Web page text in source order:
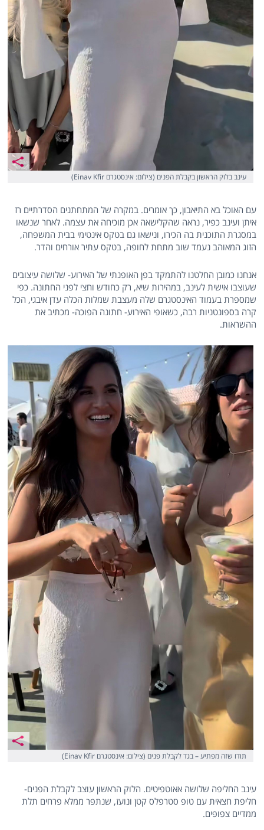
עינב בלוק הראשון בקבלת הפנים (צילום: אינסטגרם Einav Kfir)
עם האוכל בא התיאבון, כך אומרים. במקרה של המתחתנים הסדרתיים רז
איתן ועינב כפיר, נראה שהקלישאה אכן מוכיחה את עצמה. לאחר שנשאו
במסגרת התוכנית בה הכירו, ונישאו גם בטקס אינטימי בבית המשפחה,
הזוג המאוהב נעמד שוב מתחת לחופה, בטקס עתיר אורחים והדר.
אנחנו כמובן החלטנו להתמקד בפן האופנתי של האירוע- שלושה עיצובים
שעוצבו אישית לעינב, במהירות שיא, רק כחודש וחצי לפני החתונה. כפי
שמספרת בעמוד האינסטגרם שלה מעצבת שמלות הכלה עדן איבגי, הכל
קרה בספונטניות רבה, כשאופי האירוע- חתונה הפוכה- מכתיב את
ההשראות.
תודו שזה מפתיע – בגד לקבלת פנים (צילום: אינסטגרם Einav Kfir)
עינב החליפה שלושה אאוטפיטים. הלוק הראשון עוצב לקבלת הפנים-
חליפת חצאית עם טופ סטרפלס קטן ונועז, שנתפר ממלא פרחים תלת
ממדיים צפופים.